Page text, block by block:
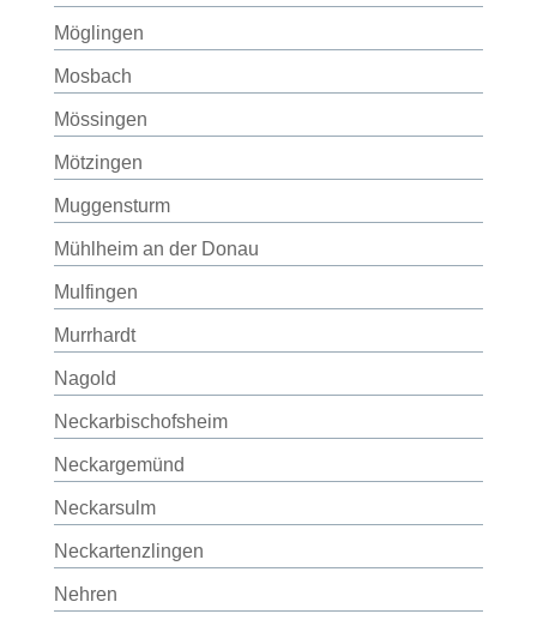
Möglingen
Mosbach
Mössingen
Mötzingen
Muggensturm
Mühlheim an der Donau
Mulfingen
Murrhardt
Nagold
Neckarbischofsheim
Neckargemünd
Neckarsulm
Neckartenzlingen
Nehren